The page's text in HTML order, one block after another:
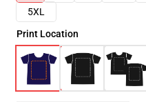
5XL
Print Location